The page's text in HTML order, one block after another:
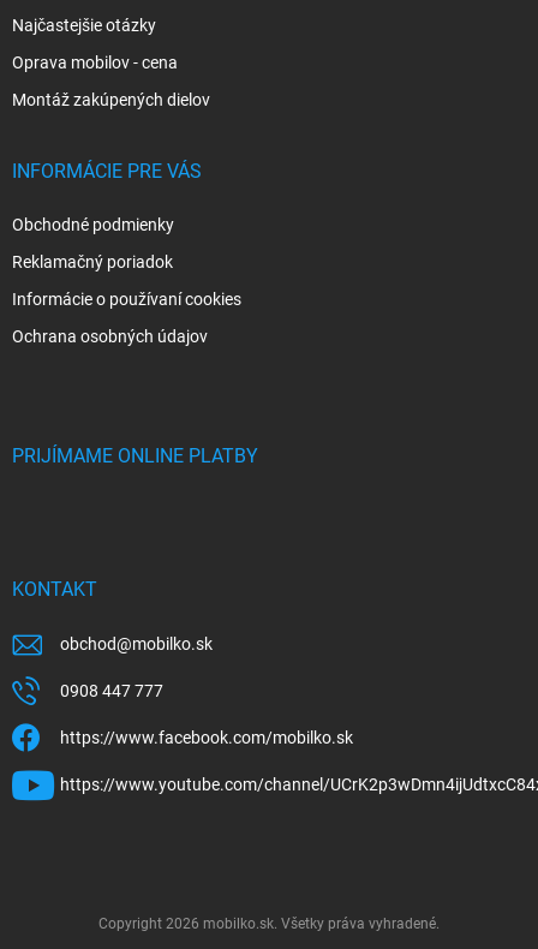
Najčastejšie otázky
Oprava mobilov - cena
Montáž zakúpených dielov
INFORMÁCIE PRE VÁS
Obchodné podmienky
Reklamačný poriadok
Informácie o používaní cookies
Ochrana osobných údajov
PRIJÍMAME ONLINE PLATBY
KONTAKT
obchod@mobilko.sk
0908 447 777
https://www.facebook.com/mobilko.sk
https://www.youtube.com/channel/
Copyright 2026 mobilko.sk. Všetky práva vyhradené.